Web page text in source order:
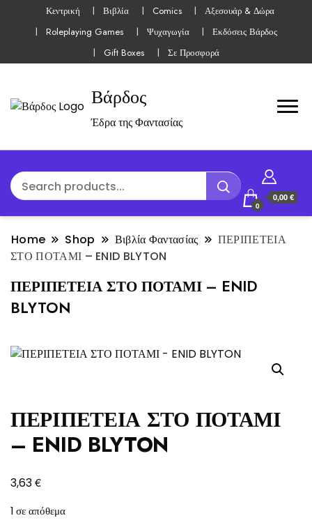
Κεντρική Βιβλία Comics
Αξεσουάρ & Δώρα
Roleplaying Games
Ψυχαγωγία
Εκδόσεις Βάρδος
Gift Boxes
Σε Προσφορά
Βάρδος
Έδρα της Φαντασίας
0
0,00 €
Home Shop Βιβλία Φαντασίας
ΠΕΡΙΠΕΤΕΙΑ
ΣΤΟ ΠΟΤΑΜΙ – ENID BLYTON
ΠΕΡΙΠΕΤΕΙΑ ΣΤΟ ΠΟΤΑΜΙ – ENID
BLYTON
ΠΕΡΙΠΕΤΕΙΑ ΣΤΟ ΠΟΤΑΜΙ
– ENID BLYTON
3,63€
1 σε απόθεμα